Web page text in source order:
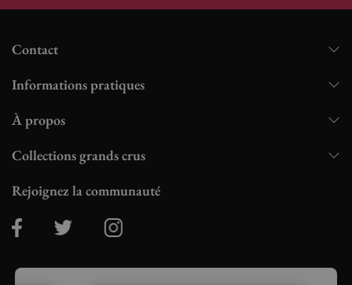
Contact
Informations pratiques
À propos
Collections grands crus
Rejoignez la communauté